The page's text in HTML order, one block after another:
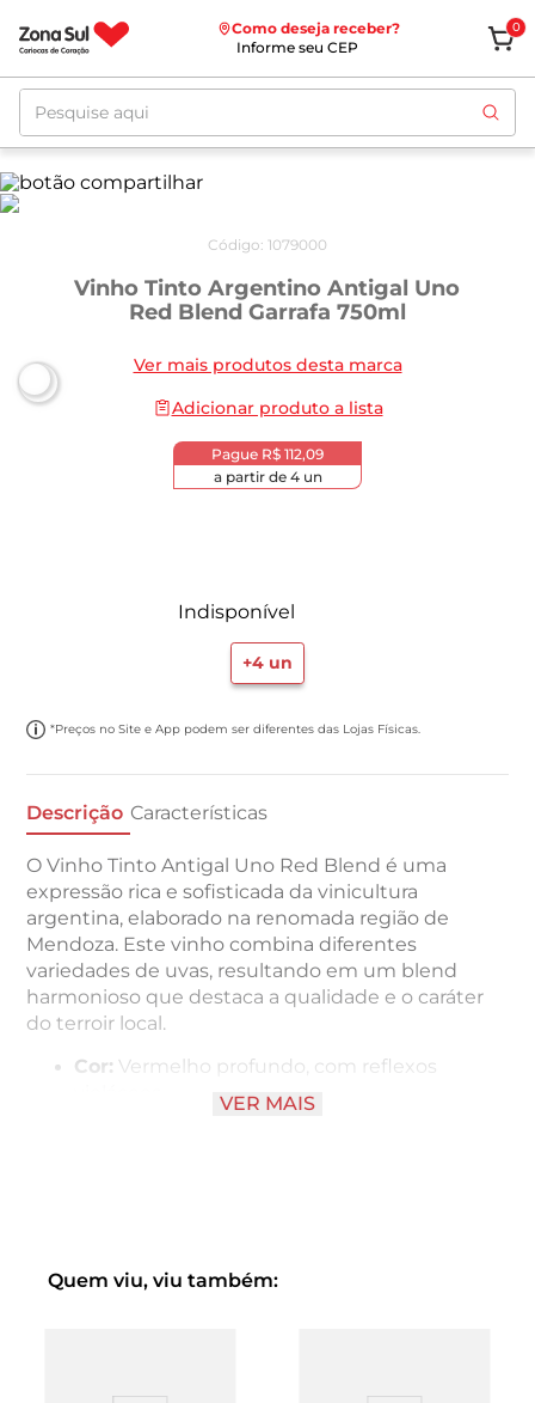
Como deseja receber?
Informe seu CEP
0
Pesquise aqui
Código: 1079000
Vinho Tinto Argentino Antigal Uno
Red Blend Garrafa 750ml
Ver mais produtos desta marca
Adicionar produto a lista
Pague R$ 112,09
a partir de 4un
Indisponível
+4 un
*Preços no Site e App podem ser diferentes das Lojas Físicas.
Descrição Características
O Vinho Tinto Antigal Uno Red Blend é uma
expressão rica e sofisticada da vinicultura
argentina, elaborado na renomada região de
Mendoza. Este vinho combina diferentes
variedades de uvas, resultando em um blend
harmonioso que destaca a qualidade e o caráter
do terroir local.
Cor: Vermelho profundo, com reflexos
Notas intensas de frutas escuras,
final é longo e persistente, proporcionando
VER MAIS
Quem viu, viu também: